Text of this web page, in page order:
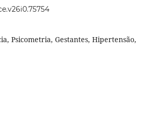
Psicometria, Gestantes, Hipertensão,